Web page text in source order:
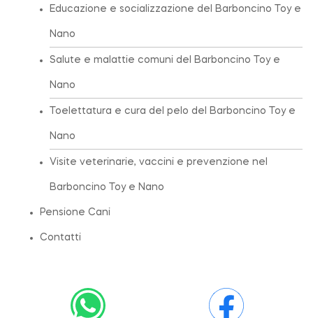
Educazione e socializzazione del Barboncino Toy e
Nano
Salute e malattie comuni del Barboncino Toy e
Nano
Toelettatura e cura del pelo del Barboncino Toy e
Nano
Visite veterinarie, vaccini e prevenzione nel
Barboncino Toy e Nano
Pensione Cani
Contatti